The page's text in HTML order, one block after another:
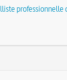
professionnelle